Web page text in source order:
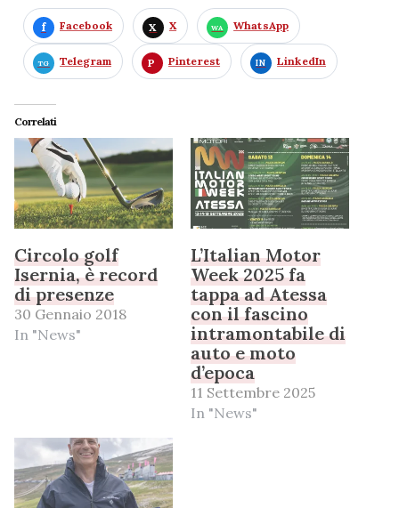
Facebook X WhatsApp
Telegram Pinterest LinkedIn
Correlati
Circolo golf
Isernia, è record
di presenze
30 Gennaio 2018
In "News"
L’Italian Motor
Week 2025 fa
tappa ad Atessa
con il fascino
intramontabile di
auto e moto
d’epoca
11 Settembre 2025
In "News"